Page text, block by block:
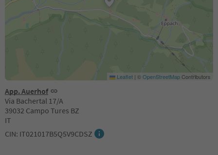
App. Auerhof
Via Bachertal 17/A
39032 Campo Tures BZ
IT
CIN: IT021017B5Q5V9CDSZ
Leaflet | ©OpenStreetMapContributors